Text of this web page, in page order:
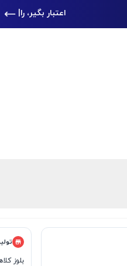
ا|
بلوز